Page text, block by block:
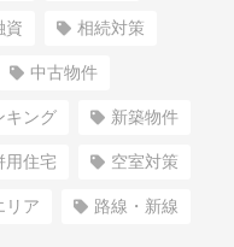
資 相続対策
中古物件
キング 新築物件
用住宅 空室対策
リア 路線・新線